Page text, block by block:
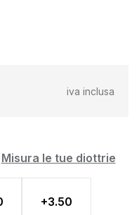
iva inclusa
Misura le tue diottrie
+3.50